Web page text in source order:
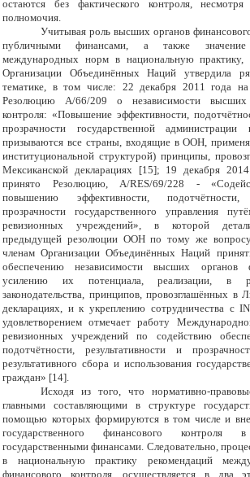
остаются без фактического контроля, несмотря
полномочия.
Учитывая роль высших органов
публичными финансами, а также значение
международных норм в национальную практику,
Организации Объединённых Наций утвердила
тематике, в том числе: 22 декабря 2011 года
Резолюцию A/66/209 о независимости высших
контроля: «Повышение эффективности,
прозрачности государственной
призываются все страны, входящие в ООН,
институциональной структурой) принципы,
Мексиканской декларациях [15]; 19 декабря
принято Резолюцию, A/RES/69/228 -
повышению эффективности, подотчётности,
прозрачности государственного управления
ревизионных учреждений», в которой
предыдущей резолюции ООН по тому же
членам Организации Объединённых Наций
обеспечению независимости высших органов
усилению их потенциала, реализации, в
законодательства, принципов, провозглашённых в
декларациях, и к укреплению сотрудничества с
удовлетворением отмечает работу
ревизионных учреждений по содействию
подотчётности, результативности и
результативного сбора и использования
граждан» [14].
Исходя из того, что нормативно-
главными составляющими в структуре
помощью которых формируются в том числе и
государственного финансового контроля
государственными финансами. Следовательно,
в национальную практику рекомендаций
финансового контроля, осуществляется в два